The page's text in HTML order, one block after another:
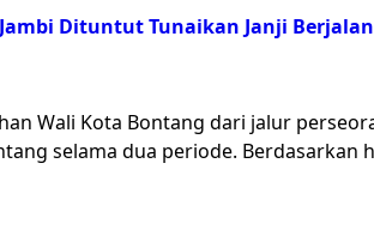
Jambi Dituntut Tunaikan Janji
Wali Kota Bontang dari jalur
selama dua periode. Berdasarkan